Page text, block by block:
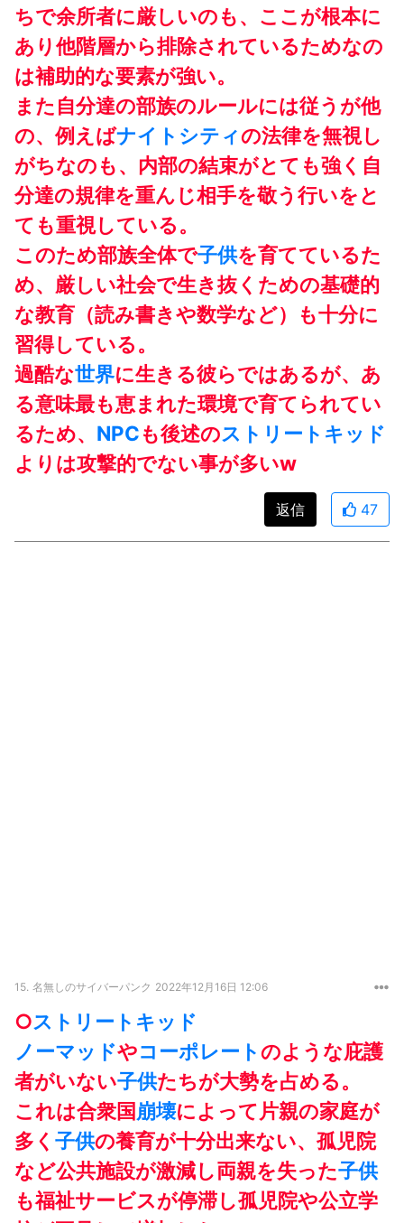
ちで余所者に厳しいのも、ここが根本に
あり他階層から排除されているためなの
は補助的な要素が強い。
また自分達の部族のルールには従うが他
の、例えばナイトシティの法律を無視し
がちなのも、内部の結束がとても強く自
分達の規律を重んじ相手を敬う行いをと
ても重視している。
このため部族全体で子供を育てているた
め、厳しい社会で生き抜くための基礎的
な教育（読み書きや数学など）も十分に
習得している。
過酷な世界に生きる彼らではあるが、あ
る意味最も恵まれた環境で育てられてい
るため、 NPCも後述のストリートキッド
よりは攻撃的でない事が多いw
返信 47
15. 名無しのサイバーパンク 2022年12月16日 12:06
○ストリートキッド
ノーマッドやコーポレートのような庇護
者がいない子供たちが大勢を占める。
これは合衆国崩壊によって片親の家庭が
多く 子供の養育が十分出来ない、孤児院
など公共施設が激減し両親を失った子供
も福祉サービスが停滞し孤児院や公立学